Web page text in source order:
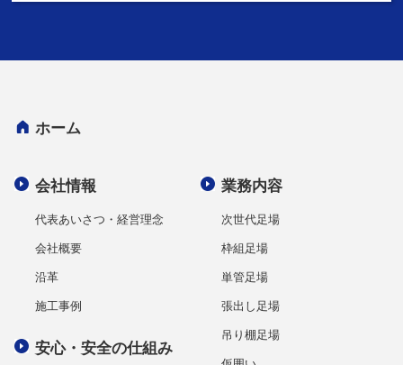
ホーム
会社情報
代表あいさつ・経営理念
会社概要
沿革
施工事例
安心・安全の仕組み
業務内容
次世代足場
枠組足場
単管足場
張出し足場
吊り棚足場